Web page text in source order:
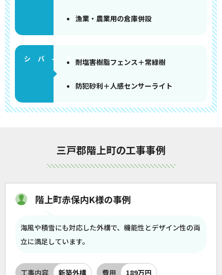
漁業・農業用の倉庫併設
耐塩害樹脂フェンス＋常緑樹
防犯砂利＋人感センサーライト
三戸郡階上町の工事事例
階上町赤保内K様の事例
海風や積雪にも対応した外構で、機能性とデザイン性の両
立に満足しています。
工事内容 新築外構 費用 189万円